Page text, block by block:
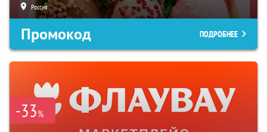
Россия
Промокод ПОДРОБНЕЕ
-33%